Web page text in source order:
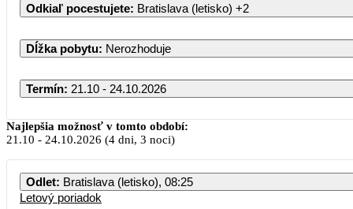
Odkiaľ pocestujete: Bratislava (letisko) +2
Dĺžka pobytu: Nerozhoduje
Termín: 21.10 - 24.10.2026
Október 2026
PO UT ST ŠT PI
Najlepšia možnosť v tomto období:
21.10 - 24.10.2026 (4 dni, 3 noci)
Odlet: Bratislava (letisko), 08:25
Letový poriadok